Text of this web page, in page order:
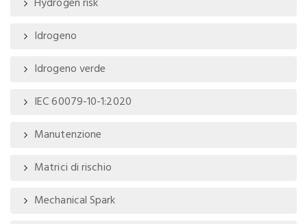
Hydrogen risk
Idrogeno
Idrogeno verde
IEC 60079-10-1:2020
Manutenzione
Matrici di rischio
Mechanical Spark